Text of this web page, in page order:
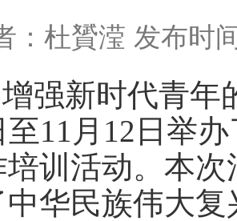
：杜贇滢 发布时
强新时代青年
至11月12日举
培训活动。本
华民族伟大